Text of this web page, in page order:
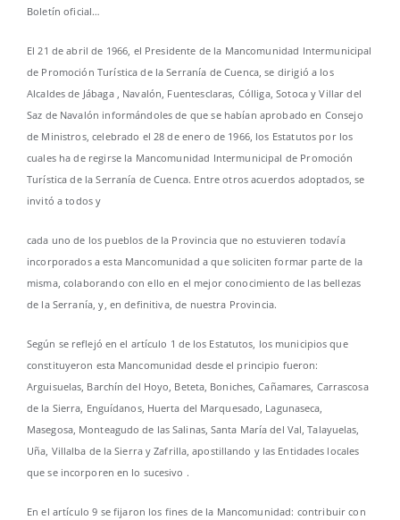
Boletín oficial…
El 21 de abril de 1966, el Presidente de la Mancomunidad Intermunicipal
de Promoción Turística de la Serranía de Cuenca, se dirigió a los
Alcaldes de Jábaga , Navalón, Fuentesclaras, Cólliga, Sotoca y Villar del
Saz de Navalón informándoles de que se habían aprobado en Consejo
de Ministros, celebrado el 28 de enero de 1966, los Estatutos por los
cuales ha de regirse la Mancomunidad Intermunicipal de Promoción
Turística de la Serranía de Cuenca. Entre otros acuerdos adoptados, se
invitó a todos y
cada uno de los pueblos de la Provincia que no estuvieren todavía
incorporados a esta Mancomunidad a que soliciten formar parte de la
misma, colaborando con ello en el mejor conocimiento de las bellezas
de la Serranía, y, en definitiva, de nuestra Provincia.
Según se reflejó en el artículo 1 de los Estatutos, los municipios que
constituyeron esta Mancomunidad desde el principio fueron:
Arguisuelas, Barchín del Hoyo, Beteta, Boniches, Cañamares, Carrascosa
de la Sierra, Enguídanos, Huerta del Marquesado, Lagunaseca,
Masegosa, Monteagudo de las Salinas, Santa María del Val, Talayuelas,
Uña, Villalba de la Sierra y Zafrilla, apostillando y las Entidades locales
que se incorporen en lo sucesivo .
En el artículo 9 se fijaron los fines de la Mancomunidad: contribuir con